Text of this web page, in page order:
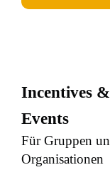
Incentives &
Events
Für Gruppen
Organisationen